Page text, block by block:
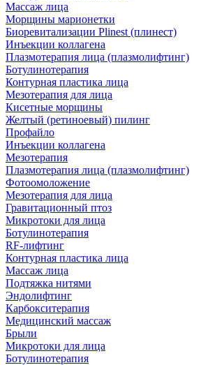
Массаж лица
Морщины марионетки
Биоревитализации Plinest (плинест)
Инъекции коллагена
Плазмотерапия лица (плазмолифтинг)
Ботулинотерапия
Контурная пластика лица
Мезотерапия для лица
Кисетные морщины
Желтый (ретиноевый) пилинг
Профайло
Инъекции коллагена
Мезотерапия
Плазмотерапия лица (плазмолифтинг)
Фотоомоложение
Мезотерапия для лица
Гравитационный птоз
Микротоки для лица
Ботулинотерапия
RF-лифтинг
Контурная пластика лица
Массаж лица
Подтяжка нитями
Эндолифтинг
Карбокситерапия
Медицинский массаж
Брыли
Микротоки для лица
Ботулинотерапия